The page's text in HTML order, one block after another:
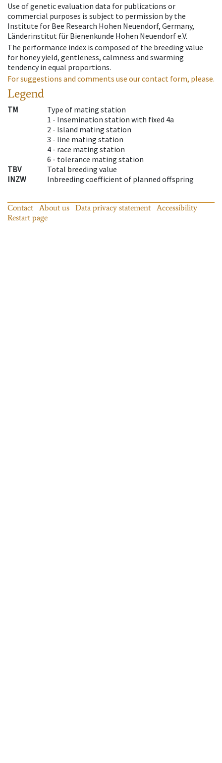
Use of genetic evaluation data for publications or
commercial purposes is subject to permission by the
Institute for Bee Research Hohen Neuendorf, Germany,
Länderinstitut für Bienenkunde Hohen Neuendorf e.V.
The performance index is composed of the breeding value
for honey yield, gentleness, calmness and swarming
tendency in equal proportions.
For suggestions and comments use our contact form, please.
Legend
TM
Type of mating station
1 - Insemination station with fixed 4a
2 - Island mating station
3 - line mating station
4 - race mating station
6 - tolerance mating station
TBV
Total breeding value
INZW
Inbreeding coefficient of planned offspring
Contact About us Data privacy statement
Accessibility
Restart page